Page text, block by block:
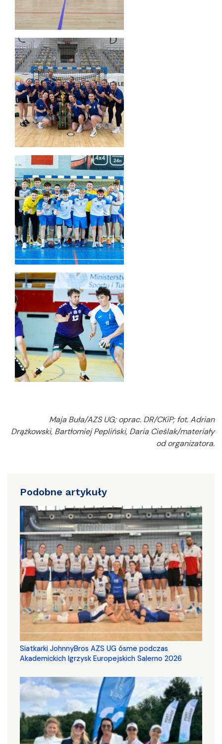
Maja Buła/AZS UG; oprac. DR/CKiP; fot. Adrian
Drążkowski, Bartłomiej Pepliński, Daria Cieślak/materiały
od organizatora.
Podobne artykuły
Siatkarki JohnnyBros AZS UG ósme podczas
Akademickich Igrzysk Europejskich Salerno 2026